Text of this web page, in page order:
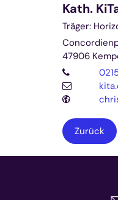
Kath.
Träger:
47906
Zurück